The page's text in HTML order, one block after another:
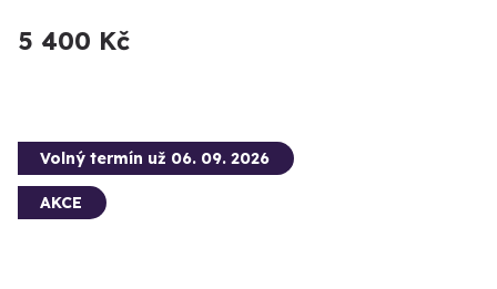
5 400 Kč
Volný termín už 06. 09. 2026
AKCE